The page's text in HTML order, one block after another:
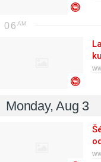
06
Monday, Aug 3